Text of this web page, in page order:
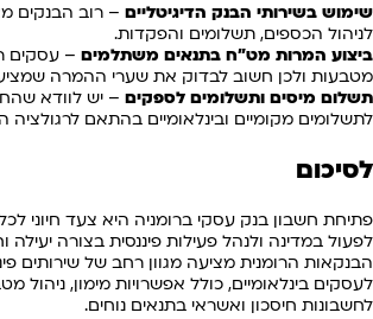
שימוש בשירותי הבנק הדיגיטליים – רוב הבנקים
לניהול הכספים, תשלומים והפקדות.
ביצוע המרות מט"ח בתנאים משתלמים – עסקים
מטבעות ולכן חשוב לבדוק את שערי ההמרה
תשלום מיסים ותשלומים לספקים – יש לוודא
לתשלומים מקומיים ובינלאומיים בהתאם לרגולציה
לסיכום
פתיחת חשבון בנק עסקי ברומניה היא צעד חיוני
לפעול במדינה ולנהל פעילות פיננסית בצורה
הבנקאות הרומנית מציעה מגוון רחב של שירותים
לעסקים בינלאומיים, כולל אפשרויות מימון, ניהול
לחשבונות חיסכון ואשראי בתנאים נוחים.